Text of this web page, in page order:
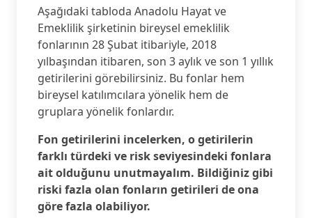
Aşağıdaki tabloda Anadolu Hayat ve
Emeklilik şirketinin bireysel emeklilik
fonlarının 28 Şubat itibariyle, 2018
yılbaşından itibaren, son 3 aylık ve son 1 yıllık
getirilerini görebilirsiniz. Bu fonlar hem
bireysel katılımcılara yönelik hem de
gruplara yönelik fonlardır.
Fon getirilerini incelerken, o getirilerin
farklı türdeki ve risk seviyesindeki fonlara
ait olduğunu unutmayalım. Bildiğiniz gibi
riski fazla olan fonların getirileri de ona
göre fazla olabiliyor.